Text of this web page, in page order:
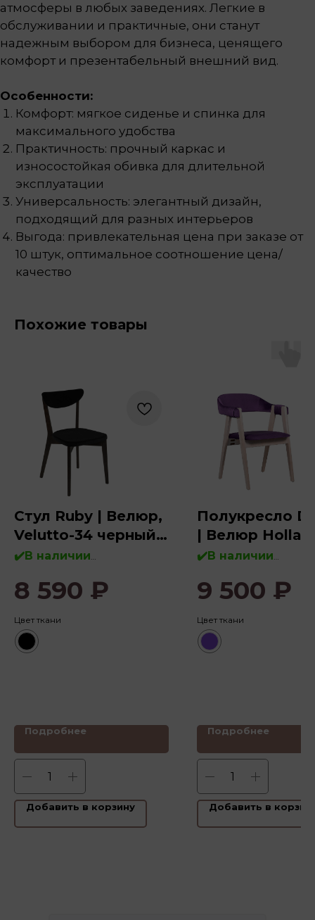
атмосферы в любых заведениях. Легкие в
обслуживании и практичные, они станут
надежным выбором для бизнеса, ценящего
комфорт и презентабельный внешний вид.
Особенности:
Комфорт: мягкое сиденье и спинка для
максимального удобства
Практичность: прочный каркас и
износостойкая обивка для длительной
эксплуатации
Универсальность: элегантный дизайн,
подходящий для разных интерьеров
Выгода: привлекательная цена при заказе от
10 штук, оптимальное соотношение цена/
качество
Похожие товары
Стул Ruby | Велюр,
Velutto-34 черный
(морилка венге)
✔️В наличии
Дерево:бук, массив дерева
8 590 ₽
Цвет ткани
Подробнее
Добавить в корзину
Полукресло
| Велюр
✔️В наличии
Дерево:бук, массив
9 500 ₽
Цвет ткани
Подробнее
Добавить в